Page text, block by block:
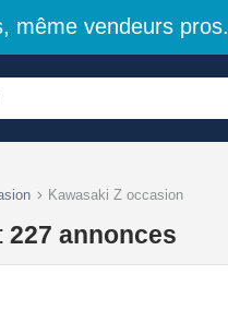
même vendeurs pros.
Kawasaki Z occasion
227 annonces